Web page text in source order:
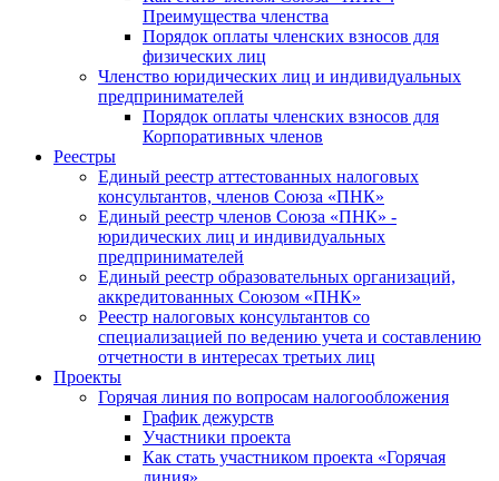
Преимущества членства
Порядок оплаты членских взносов для
физических лиц
Членство юридических лиц и индивидуальных
предпринимателей
Порядок оплаты членских взносов для
Корпоративных членов
Реестры
Единый реестр аттестованных налоговых
консультантов, членов Союза «ПНК»
Единый реестр членов Союза «ПНК» -
юридических лиц и индивидуальных
предпринимателей
Единый реестр образовательных организаций,
аккредитованных Союзом «ПНК»
Реестр налоговых консультантов со
специализацией по ведению учета и составлению
отчетности в интересах третьих лиц
Проекты
Горячая линия по вопросам налогообложения
График дежурств
Участники проекта
Как стать участником проекта «Горячая
линия»